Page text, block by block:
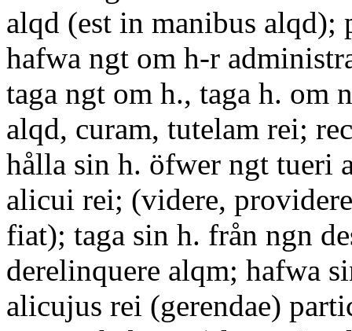
alqd (est in manibus alqd);
hafwa ngt om h-r
taga ngt om h., taga h. om
alqd, curam, tutelam rei;
hålla sin h. öfwer ngt tueri
alicui rei; (videre,
fiat); taga sin h. från ngn
derelinquere alqm; hafwa
alicujus rei (gerendae)